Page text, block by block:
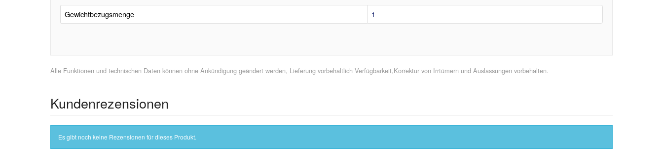
Gewichtbezugsmenge 1
Alle Funktionen und technischen Daten können ohne Ankündigung geändert werden, Lieferung vorbehaltlich Verfügbarkeit,Korrektur von Irrtümern und Auslassungen vorbehalten.
Kundenrezensionen
Es gibt noch keine Rezensionen für dieses Produkt.